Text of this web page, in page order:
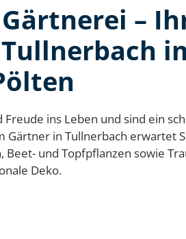
–
ins Leben und sind ein
Gärtner in Tullnerbach erwartet
Beet- und Topfpflanzen sowie
Deko.